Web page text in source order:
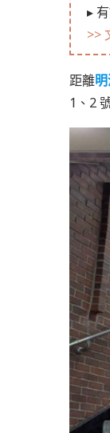
▸
>>
距離
1、2